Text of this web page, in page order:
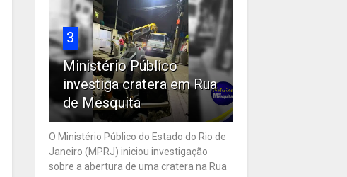
3
Ministério Público
investiga cratera em Rua
de Mesquita
O Ministério Público do Estado do Rio de
Janeiro (MPRJ) iniciou investigação
sobre a abertura de uma cratera na Rua